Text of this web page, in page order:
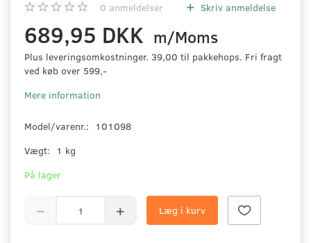
0 anmeldelser Skriv anmeldelse
689,95 DKK m/Moms
Plus leveringsomkostninger. 39,00 til pakkehops. Fri fragt
ved køb over 599,-
Mere information
Model/varenr.:
101098
Vægt:
1 kg
På lager
Læg i kurv